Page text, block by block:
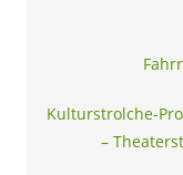
Kulturstrolche-
–